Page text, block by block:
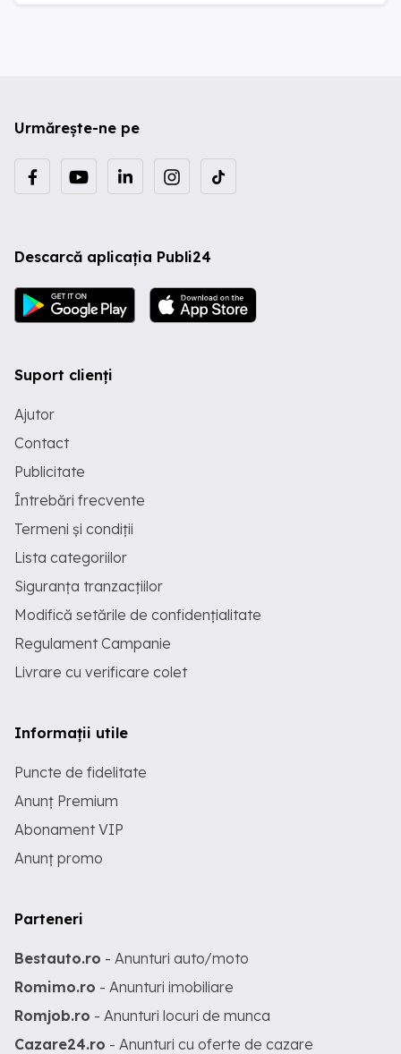
Urmărește-ne pe
Descarcă aplicația Publi24
Suport clienți
Ajutor
Contact
Publicitate
Întrebări frecvente
Termeni și condiții
Lista categoriilor
Siguranța tranzacțiilor
Modifică setările de confidențialitate
Regulament Campanie
Livrare cu verificare colet
Informații utile
Puncte de fidelitate
Anunț Premium
Abonament VIP
Anunț promo
Parteneri
Bestauto.ro - Anunturi auto/moto
Romimo.ro - Anunturi imobiliare
Romjob.ro - Anunturi locuri de munca
Cazare24.ro - Anunturi cu oferte de cazare